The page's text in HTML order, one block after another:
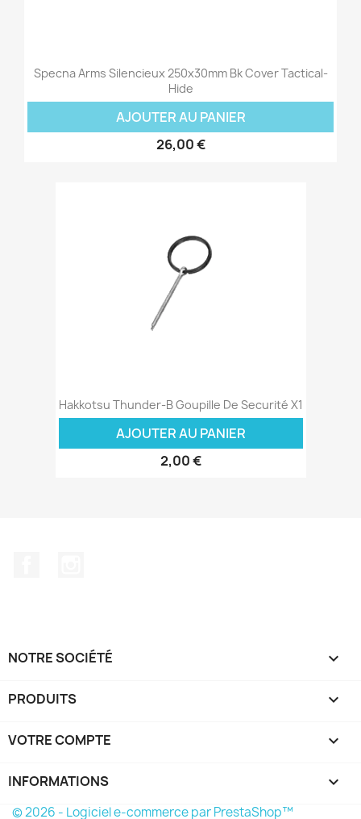
Specna Arms Silencieux 250x30mm Bk Cover Tactical-
Hide
AJOUTER AU PANIER
26,00 €
Hakkotsu Thunder-B Goupille De Securité X1
AJOUTER AU PANIER
2,00 €
NOTRE SOCIÉTÉ 
PRODUITS 
VOTRE COMPTE 
INFORMATIONS keyboard_arrow_down
© 2026 - Logiciel e-commerce par PrestaShop™